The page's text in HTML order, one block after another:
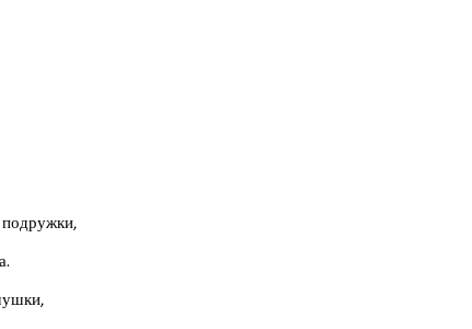
подружки,